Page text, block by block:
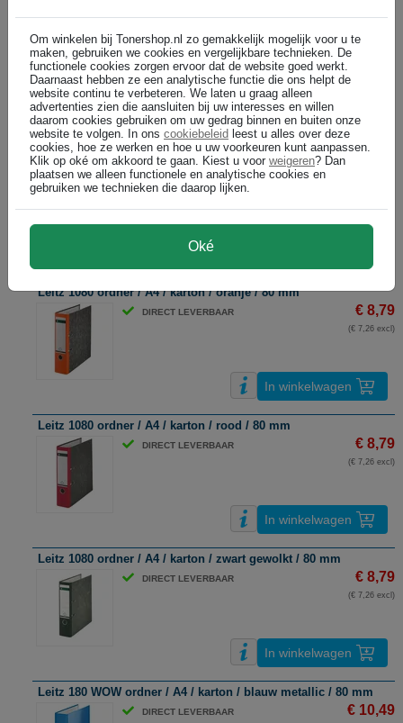
DIRECT LEVERBAAR € 8,79
In winkelwagen
Leitz 1080 ordner / A4 / karton / groen / 80 mm
DIRECT LEVERBAAR
Leitz 1080 ordner / A4 / karton / oranje / 80 mm
DIRECT LEVERBAAR € 8,79
(€ 7,26 excl)
In winkelwagen
Leitz 1080 ordner / A4 / karton / rood / 80 mm
DIRECT LEVERBAAR € 8,79
(€ 7,26 excl)
In winkelwagen
Leitz 1080 ordner / A4 / karton / zwart gewolkt / 80 mm
DIRECT LEVERBAAR € 8,79
(€ 7,26 excl)
In winkelwagen
Leitz 180 WOW ordner / A4 / karton / blauw metallic / 80 mm
DIRECT LEVERBAAR € 10,49
Om winkelen bij Tonershop.nl zo gemakkelijk mogelijk voor u te
maken, gebruiken we cookies en vergelijkbare technieken. De
functionele cookies zorgen ervoor dat de website goed werkt.
Daarnaast hebben ze een analytische functie die ons helpt de
website continu te verbeteren. We laten u graag alleen
advertenties zien die aansluiten bij uw interesses en willen
daarom cookies gebruiken om uw gedrag binnen en buiten onze
website te volgen. In ons cookiebeleid leest u alles over deze
cookies, hoe ze werken en hoe u uw voorkeuren kunt aanpassen.
Klik op oké om akkoord te gaan. Kiest u voor weigeren? Dan
plaatsen we alleen functionele en analytische cookies en
gebruiken we technieken die daarop lijken.
Oké